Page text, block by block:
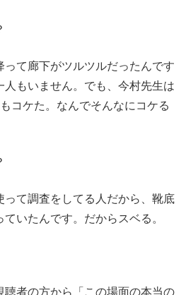
て廊下がツルツルだったんです
人もいません。でも、今村先生は
コケた。なんでそんなにコケる
て調査をしてる人だから、靴底
いたんです。だからスベる。
者の方から「この場面の本当の